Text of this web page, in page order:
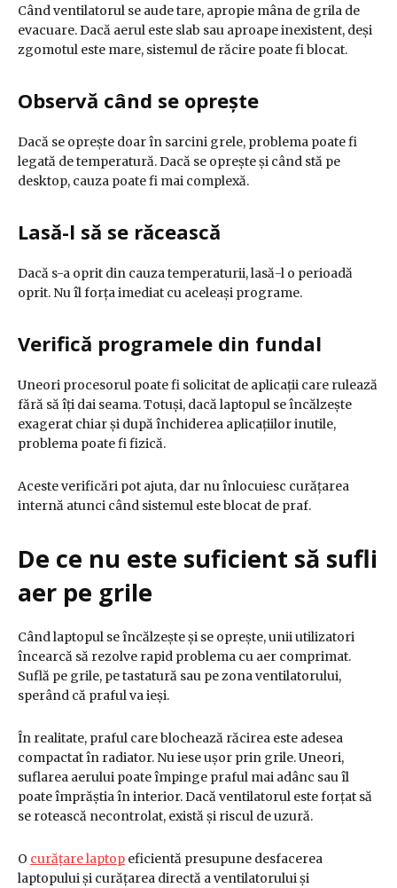
Când ventilatorul se aude tare, apropie mâna de grila de
evacuare. Dacă aerul este slab sau aproape inexistent, deși
zgomotul este mare, sistemul de răcire poate fi blocat.
Observă când se oprește
Dacă se oprește doar în sarcini grele, problema poate fi
legată de temperatură. Dacă se oprește și când stă pe
desktop, cauza poate fi mai complexă.
Lasă-l să se răcească
Dacă s-a oprit din cauza temperaturii, lasă-l o perioadă
oprit. Nu îl forța imediat cu aceleași programe.
Verifică programele din fundal
Uneori procesorul poate fi solicitat de aplicații care rulează
fără să îți dai seama. Totuși, dacă laptopul se încălzește
exagerat chiar și după închiderea aplicațiilor inutile,
problema poate fi fizică.
Aceste verificări pot ajuta, dar nu înlocuiesc curățarea
internă atunci când sistemul este blocat de praf.
De ce nu este suficient să sufli
aer pe grile
Când laptopul se încălzește și se oprește, unii utilizatori
încearcă să rezolve rapid problema cu aer comprimat.
Suflă pe grile, pe tastatură sau pe zona ventilatorului,
sperând că praful va ieși.
În realitate, praful care blochează răcirea este adesea
compactat în radiator. Nu iese ușor prin grile. Uneori,
suflarea aerului poate împinge praful mai adânc sau îl
poate împrăștia în interior. Dacă ventilatorul este forțat să
se rotească necontrolat, există și riscul de uzură.
O curățare laptop eficientă presupune desfacerea
laptopului și curățarea directă a ventilatorului și